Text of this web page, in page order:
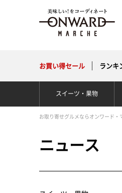
お買い得セール ランキ
スイーツ・果物
ニュース